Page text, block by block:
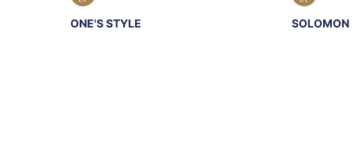
ONE'S STYLE SOLOMON